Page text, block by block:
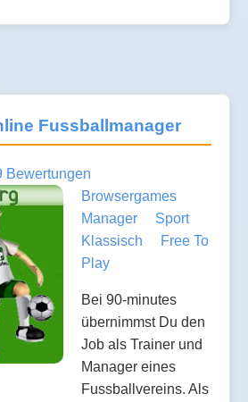
Fussballmanager
Bewertungen
Browsergames
Manager
Sport
Klassisch
Free To
Play
Bei 90-minutes
übernimmst Du den
Job als Trainer und
Manager eines
Fussballvereins. Als